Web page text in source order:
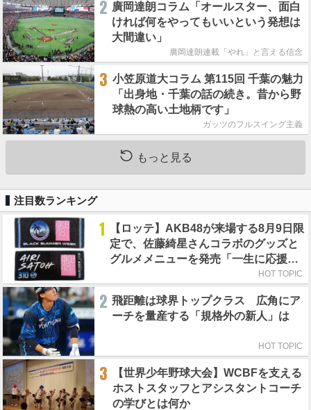
2 廣岡達朗コラム「オールスター、面白
ければ何をやってもいいという発想は
大間違い」
廣岡達朗連載「やれ」と言える信念
3 小笠原道大コラム 第115回 千葉の魅力
「出身地・千葉の話の続き。昔から野
球熱の高い土地柄です」
ガッツのフルスイング主義
もっと見る
注目数ランキング
1
【ロッテ】AKB48が来場する8月9日限
定で、佐藤綺星さんコラボのグッズと
グルメメニューを発売「一生に応援し
HOT TOPIC
2 飛距離は球界トップクラス 広角にア
ーチを量産する「規格外の新人」は
HOT TOPIC
3
【世界少年野球大会】WCBFを支える
ホストスタッフとアシスタントコーチ
の学びとは何か